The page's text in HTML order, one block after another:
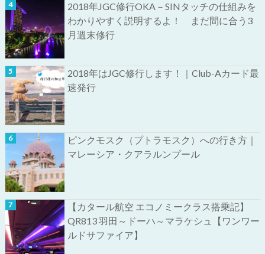
2018年JGC修行OKA－SINタッチの仕組みを
わかりやすく説明するよ！ まだ間に合う3
月週末修行
2018年はJGC修行します！｜Club-Aカード最
速発行
ピンクモスク（プトラモスク）への行き方｜
マレーシア・クアラルンプール
【カタール航空 エコノミークラス搭乗記】
QR813 羽田～ドーハ～マラケシュ【ワンワー
ルドサファイア】